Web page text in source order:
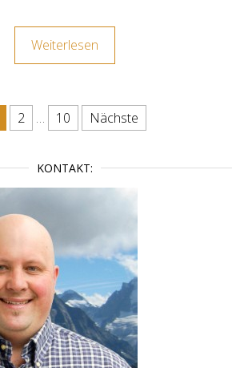
Weiterlesen
2 … 10 Nächste
KONTAKT: